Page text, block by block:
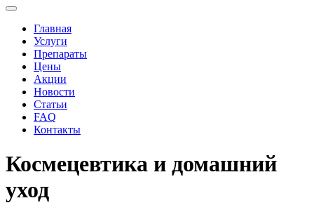
Главная
Услуги
Препараты
Цены
Акции
Новости
Статьи
FAQ
Контакты
Космецевтика и домашний
уход